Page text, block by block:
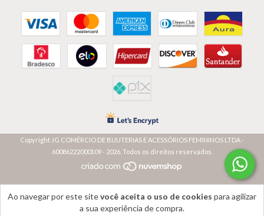
Ao navegar por este sitevocê aceita o uso de cookies para agilizar
a sua experiência de compra.
Copyright JG COMÉRCIO DE BIJUTERIAS E ACESSÓRIOS FEMININOS LTDA -
60086222000109 - 2026. Todos os direitos reservados.